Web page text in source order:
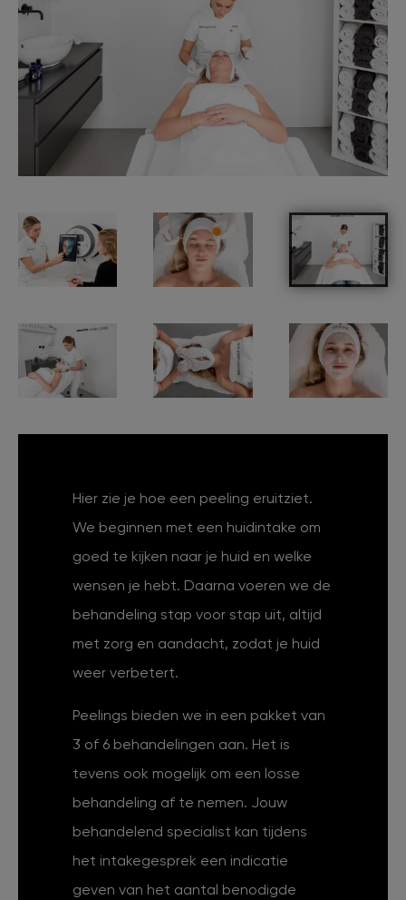
Hier zie je hoe een peeling eruitziet.
We beginnen met een huidintake om
goed te kijken naar je huid en welke
wensen je hebt. Daarna voeren we de
behandeling stap voor stap uit, altijd
met zorg en aandacht, zodat je huid
weer verbetert.
Peelings bieden we in een pakket van
3 of 6 behandelingen aan. Het is
tevens ook mogelijk om een losse
behandeling af te nemen. Jouw
behandelend specialist kan tijdens
het intakegesprek een indicatie
geven van het aantal benodigde